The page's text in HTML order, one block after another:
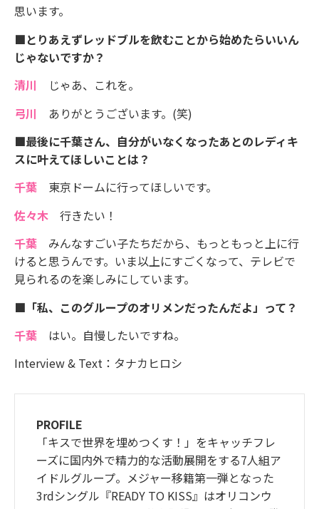
思います。
■とりあえずレッドブルを飲むことから始めたらいいん
じゃないですか？
清川
じゃあ、これを。
弓川
ありがとうございます。(笑)
■最後に千葉さん、自分がいなくなったあとのレディキ
スに叶えてほしいことは？
千葉 東京ドームに行ってほしいです。
佐々木 行きたい！
千葉 みんなすごい子たちだから、もっともっと上に行
けると思うんです。いま以上にすごくなって、テレビで
見られるのを楽しみにしています。
■「私、このグループのオリメンだったんだよ」って？
千葉 はい。自慢したいですね。
Interview & Text：タナカヒロシ
PROFILE
「キスで世界を埋めつくす！」をキャッチフレ
ーズに国内外で精力的な活動展開をする7人組ア
イドルグループ。メジャー移籍第一弾となった
3rdシングル『READY TO KISS』はオリコンウ